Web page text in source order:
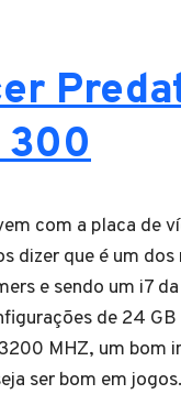
300
com a placa de
dizer que é um dos
e sendo um i7 da
de 24 GB
MHZ, um bom
ser bom em jogos.